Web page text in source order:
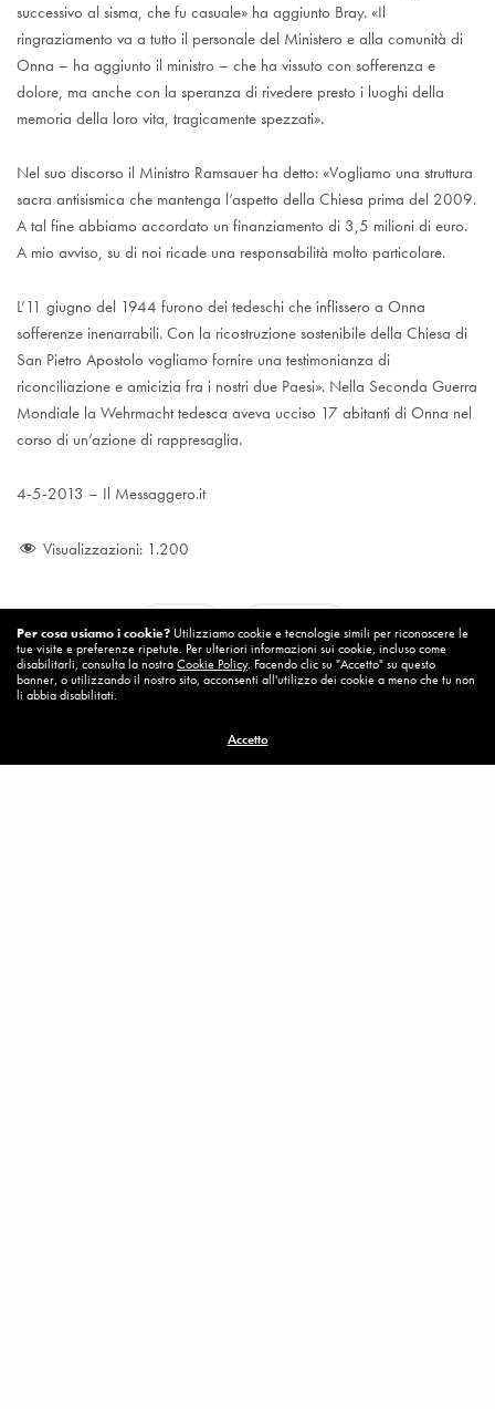
successivo al sisma, che fu casuale» ha aggiunto Bray. «Il
ringraziamento va a tutto il personale del Ministero e alla comunità di
Onna – ha aggiunto il ministro – che ha vissuto con sofferenza e
dolore, ma anche con la speranza di rivedere presto i luoghi della
memoria della loro vita, tragicamente spezzati».
Nel suo discorso il Ministro Ramsauer ha detto: «Vogliamo una struttura
sacra antisismica che mantenga l’aspetto della Chiesa prima del 2009.
A tal fine abbiamo accordato un finanziamento di 3,5 milioni di euro.
A mio avviso, su di noi ricade una responsabilità molto particolare.
L’11 giugno del 1944 furono dei tedeschi che inflissero a Onna
sofferenze inenarrabili. Con la ricostruzione sostenibile della Chiesa di
San Pietro Apostolo vogliamo fornire una testimonianza di
riconciliazione e amicizia fra i nostri due Paesi». Nella Seconda Guerra
Mondiale la Wehrmacht tedesca aveva ucciso 17 abitanti di Onna nel
corso di un’azione di rappresaglia.
4-5-2013 – Il Messaggero.it
Visualizzazioni: 1.200
Onna Terremoto
Per cosa usiamo i cookie? Utilizziamo cookie e tecnologie simili per riconoscere le
tue visite e preferenze ripetute. Per ulteriori informazioni sui cookie, incluso come
disabilitarli, consulta la nostraCookie Policy. Facendo clic su "Accetto" su questo
banner, o utilizzando il nostro sito, acconsenti all'utilizzo dei cookie a meno che tu non
li abbia disabilitati.
Accetto